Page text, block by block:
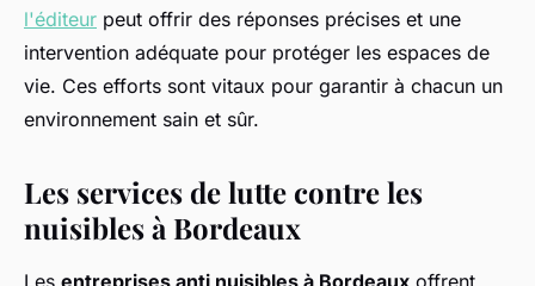
l'éditeur peut offrir des réponses précises et une
intervention adéquate pour protéger les espaces de
vie. Ces efforts sont vitaux pour garantir à chacun un
environnement sain et sûr.
Les services de lutte contre les
nuisibles à Bordeaux